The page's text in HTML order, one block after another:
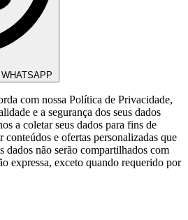
com nossa Política de Privacidade,
e a segurança dos seus dados
a coletar seus dados para fins de
e ofertas personalizadas que
dados não serão compartilhados com
expressa, exceto quando requerido por